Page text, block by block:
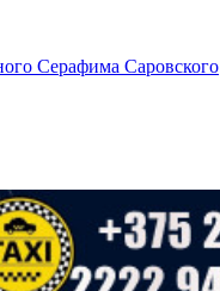
Серафима Саровского